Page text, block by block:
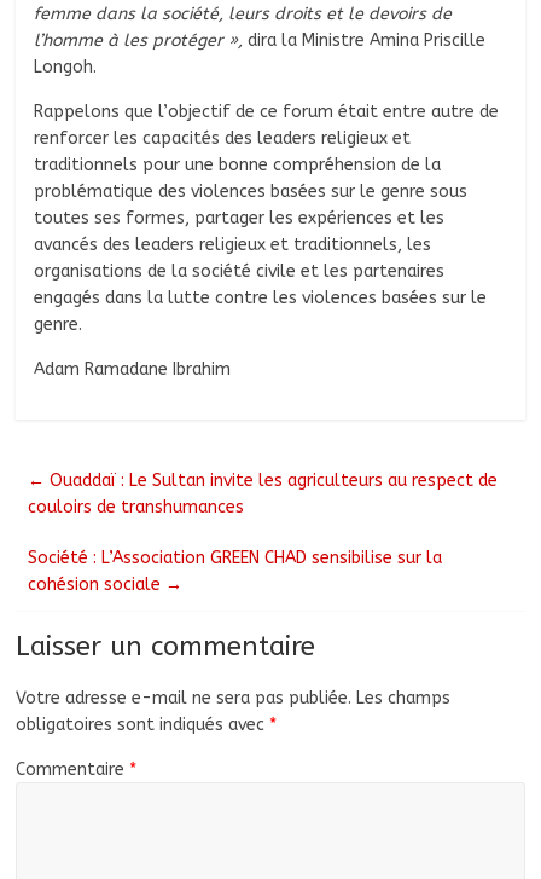
femme dans la société, leurs droits et le devoirs de
l’homme à les protéger », dira la Ministre Amina Priscille
Longoh.
Rappelons que l’objectif de ce forum était entre autre de
renforcer les capacités des leaders religieux et
traditionnels pour une bonne compréhension de la
problématique des violences basées sur le genre sous
toutes ses formes, partager les expériences et les
avancés des leaders religieux et traditionnels, les
organisations de la société civile et les partenaires
engagés dans la lutte contre les violences basées sur le
genre.
Adam Ramadane Ibrahim
← Ouaddaï : Le Sultan invite les agriculteurs au respect de
couloirs de transhumances
Société : L’Association GREEN CHAD sensibilise sur la
cohésion sociale →
Laisser un commentaire
Votre adresse e-mail ne sera pas publiée. Les champs
obligatoires sont indiqués avec *
Commentaire *